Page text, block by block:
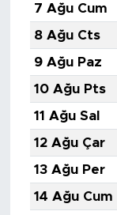
7 Ağu Cum
8 Ağu Cts
9 Ağu Paz
10 Ağu Pts
11 Ağu Sal
12 Ağu Çar
13 Ağu Per
14 Ağu Cum